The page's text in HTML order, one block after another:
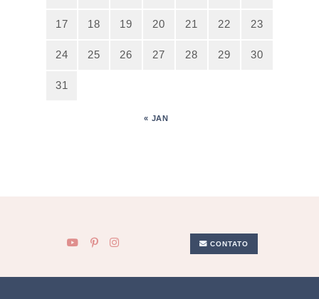
17 18 19 20 21 22 23
24 25 26 27 28 29 30
31
« JAN
CONTATO